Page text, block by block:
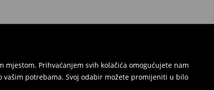
Prihvaćanjem svih kolačića omogućujete nam
potrebama. Svoj odabir možete promijeniti u bilo